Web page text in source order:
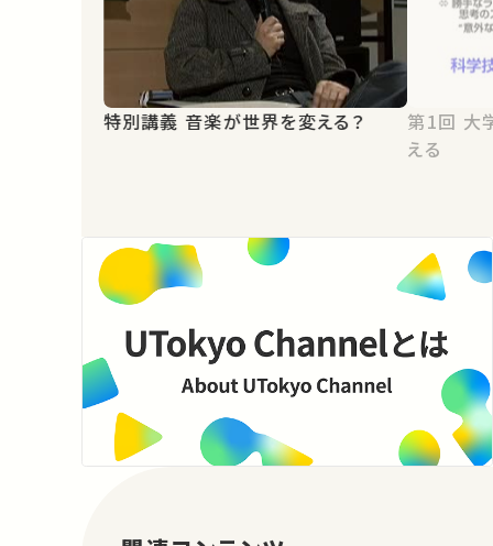
特別講義 音楽が世界を変える？
第1回 大学と情報-情報が学問を変
える